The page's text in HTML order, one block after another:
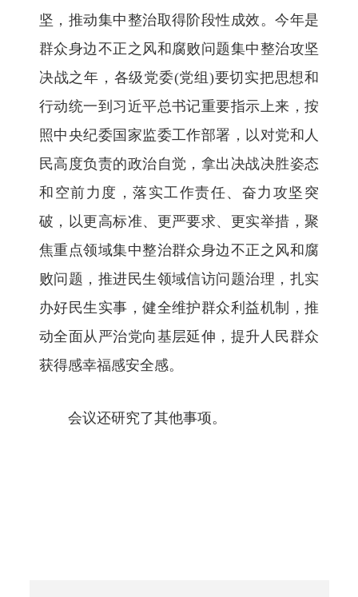
坚，推动集中整治取得阶段性成效。今年是
群众身边不正之风和腐败问题集中整治攻坚
决战之年，各级党委(党组)要切实把思想和
行动统一到习近平总书记重要指示上来，按
照中央纪委国家监委工作部署，以对党和人
民高度负责的政治自觉，拿出决战决胜姿态
和空前力度，落实工作责任、奋力攻坚突
破，以更高标准、更严要求、更实举措，聚
焦重点领域集中整治群众身边不正之风和腐
败问题，推进民生领域信访问题治理，扎实
办好民生实事，健全维护群众利益机制，推
动全面从严治党向基层延伸，提升人民群众
获得感幸福感安全感。
会议还研究了其他事项。